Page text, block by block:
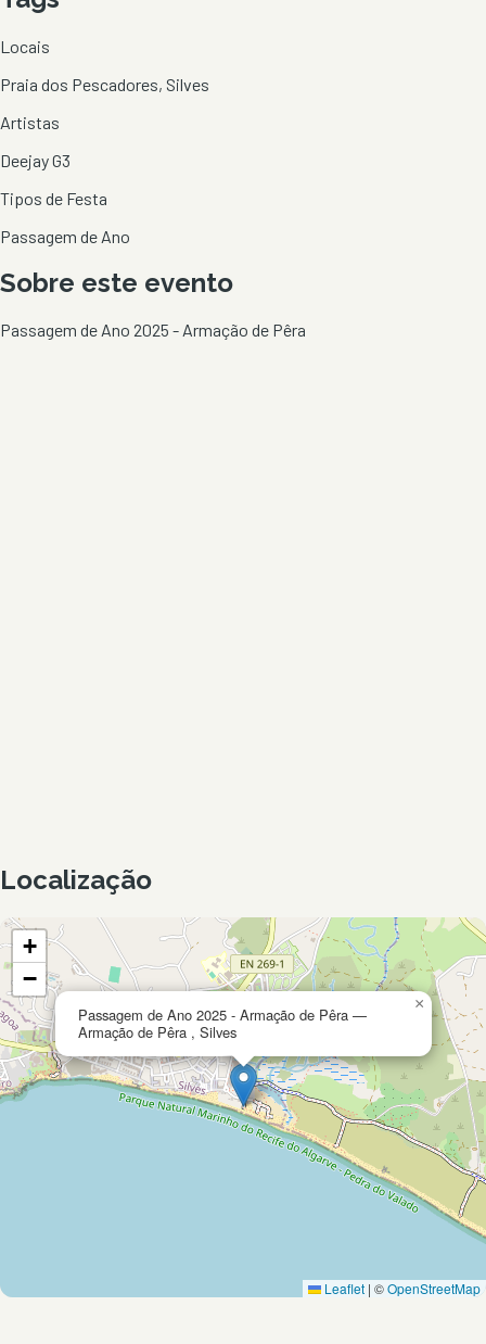
Locais
Praia dos Pescadores, Silves
Artistas
Deejay G3
Tipos de Festa
Passagem de Ano
Sobre este evento
Passagem de Ano 2025 - Armação de Pêra
Localização
Passagem de Ano 2025 - Armação de Pêra —
Armação de Pêra , Silves
×
+
−
Leaflet | ©OpenStreetMap